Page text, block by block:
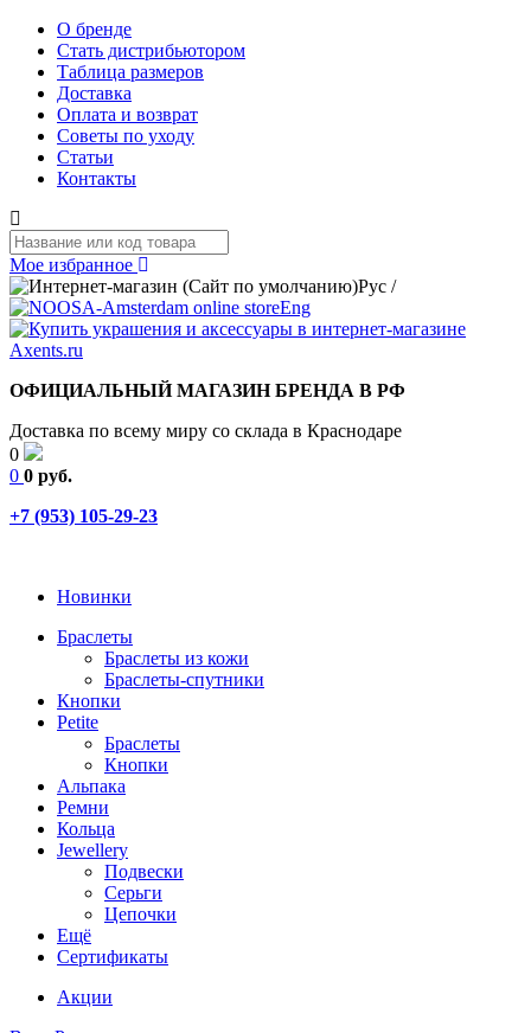
О бренде
Стать дистрибьютором
Таблица размеров
Доставка
Оплата и возврат
Советы по уходу
Статьи
Контакты
Мое избранное
Рус /
Eng
ОФИЦИАЛЬНЫЙ МАГАЗИН БРЕНДА В РФ
Доставка по всему миру со склада в Краснодаре
0
0 0 руб.
+7 (953) 105-29-23
Новинки
Браслеты
Браслеты из кожи
Браслеты-спутники
Кнопки
Petite
Браслеты
Кнопки
Альпака
Ремни
Кольца
Jewellery
Подвески
Серьги
Цепочки
Ещё
Сертификаты
Акции